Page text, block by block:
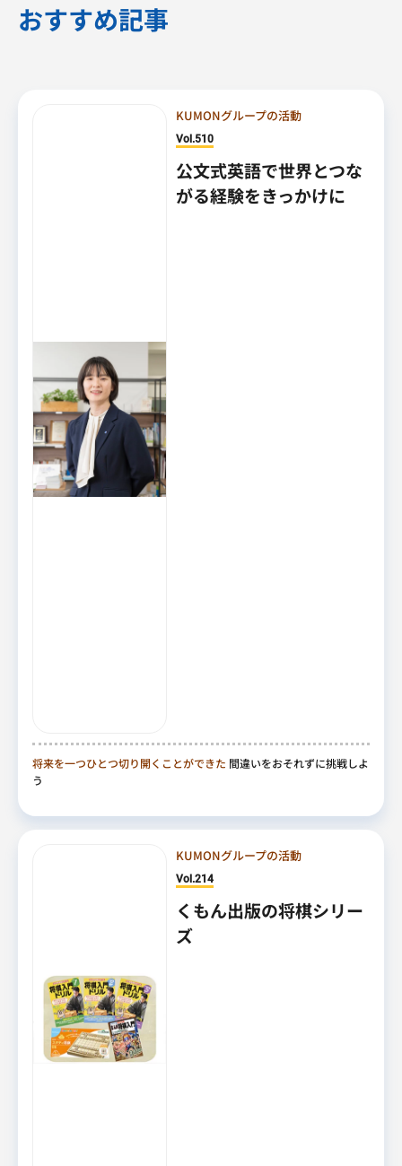
おすすめ記事
KUMONグループの活動
Vol.510
公文式英語で世界とつな
がる経験をきっかけに
将来を一つひとつ切り開くことができた 間違いをおそれずに挑戦しよ
う
KUMONグループの活動
Vol.214
くもん出版の将棋シリー
ズ